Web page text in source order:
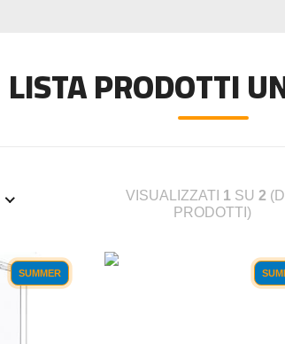
LISTA PRODOTTI
VISUALIZZATI 1 SU 2 (DI
PRODOTTI)
SUMMER